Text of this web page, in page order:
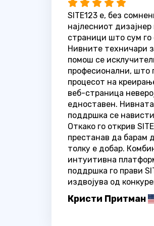
SITE123 е, без
најлесниот
страници што сум го
Нивните техничари
помош се
професионални, што
процесот на
веб-страница
едноставен.
поддршка се
Откако го открив
престанав да барам
толку е добар.
интуитивна
поддршка го прави
издвојува од
Кристи Притман